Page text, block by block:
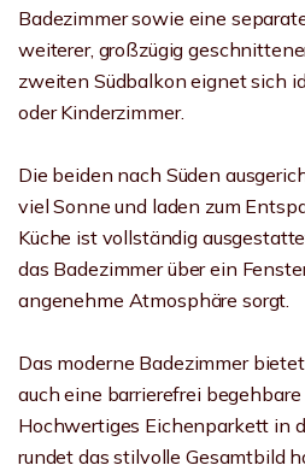
Badezimmer sowie eine
weiterer, großzügig
zweiten Südbalkon eignet sich
oder Kinderzimmer.
Die beiden nach Süden
viel Sonne und laden zum
Küche ist vollständig
das Badezimmer über ein
angenehme Atmosphäre sorgt.
Das moderne Badezimmer
auch eine barrierefrei
Hochwertiges Eichenparkett in
rundet das stilvolle Gesamtbild